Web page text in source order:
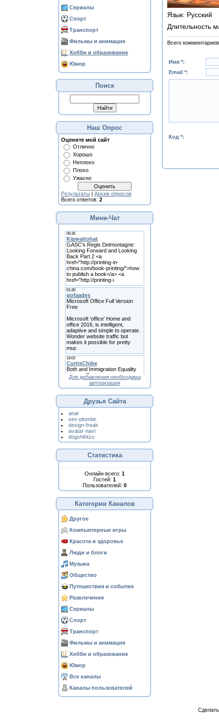
Сериалы
Спорт
Транспорт
Фильмы и анимация
Хобби и образование
Юмор
Поиск
Наш Опрос
Оцените мой сайт
Отлично
Хорошо
Неплохо
Плохо
Ужасно
Результаты | Архив опросов
Всего ответов: 2
Мини-Чат
Для добавления необходима
авторизация
Друзья Сайта
anal
sex-plombir
design-freak
avatar-navi
dogshihtzu
Статистика
Онлайн всего: 1
Гостей: 1
Пользователей: 0
Категории Каналов
Другое
Компьютерные игры
Красота и здоровье
Люди и блоги
Музыка
Общество
Путешествия и события
Развлечения
Сериалы
Спорт
Транспорт
Фильмы и анимация
Хобби и образование
Юмор
Все каналы
Каналы пользователей
Язык: Русский
Длительность
Всего комментариев
Имя *:
Email *:
Код *: